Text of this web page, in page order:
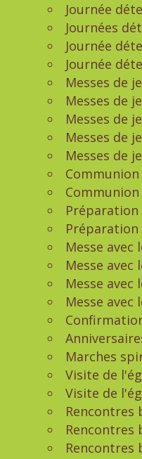
Journée
Journées
Journée
Journée
Messes de
Messes de
Messes de
Messes de
Messes de
Communion
Communion
Messe avec
Messe avec
Messe avec
Messe avec
Marches
Visite de
Visite de
Rencontres
Rencontres
Rencontres